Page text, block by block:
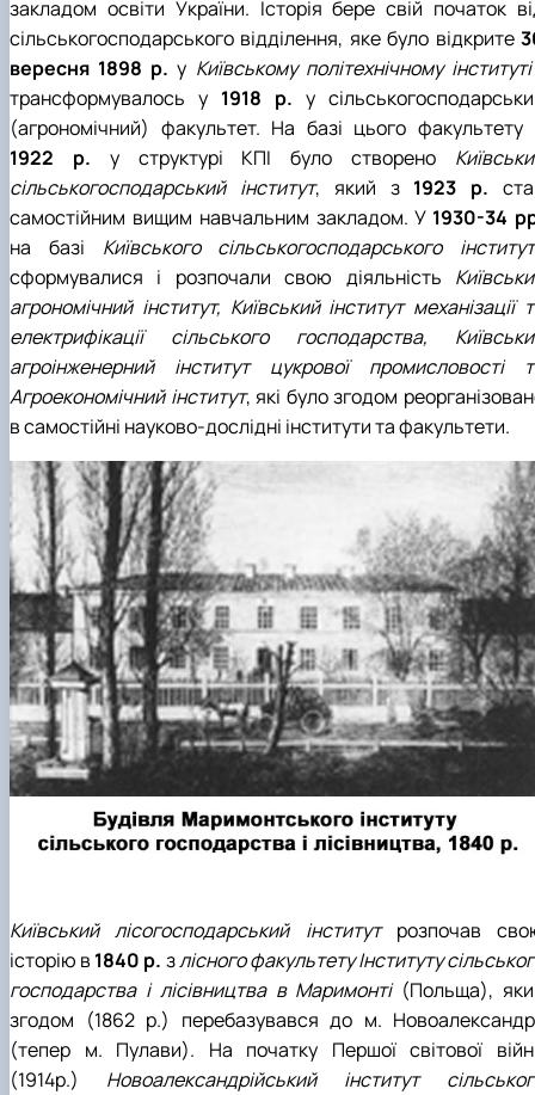
(MOOCs)
SEB-2025
University Research Services Catalogue
Learning
Faculty of Design and Engineering
Faculty of Economics
Faculty of Food Science, Nutrition and
Management
Faculty of Humanities and Pedagogy
Faculty of Information Technologies
Faculty of Land Management
Faculty of Law
Faculty of Veterinary Medicine
Mechanical and Technological Faculty
Faculty of Plant Protection, Biotechnology
Ecology
Farm named after O.V. Muzychenko
Educational and Research Farm «Vorzel»
Science
Research Institute of Forestry and
Horticulture
Research Institute of Technology and
Animal Products
Research and Design Institute of
Standardisation and Technologies of Eco-Safe
Organic Products
Ukrainian Laboratory of Quality and Safety of
Agricultural Products
Ukrainian Research Institute of Agricultural
Radiology
Architecture and Design
Berezhany Agrotechnical Institute
Berezhany Professional College
Bobrovytsia Professional College named after
Mainova
Boyarka College of Ecology and Natural
Resources
Crimean Agro-Industrial College
Crimean Technical College of Land
and Agricultural Mechanisation
Irpin Professional College
Mukachevo Professional College
Nemishaieve Professional College
Nizhyn Agrotechnical Institute
Nizhyn Professional College
Prybrezhne Agrarian College
Rivne Professional College
Zalishchyky Professional College named after
Ye. Khraplivyi
International Students Office
закладом освіти України. Історія бере свій початок
сільськогосподарського відділення, яке було відкрите
вересня 1898 р. у Київському політехнічному інституті
трансформувалось у 1918 р. у
(агрономічний) факультет. На базі цього факультету
1922 р. у структурі КПІ було створено
сільськогосподарський інститут, який з 1923 р.
самостійним вищим навчальним закладом. У 1930-34
на базі Київського сільськогосподарського
сформувалися і розпочали свою діяльність
агрономічний інститут, Київський інститут механізації
електрифікації сільського господарства,
агроінженерний інститут цукрової промисловості
Агроекономічний інститут, які було згодом
в самостійні науково-дослідні інститути та факультети.
Київський лісогосподарський інститутрозпочав
історію в 1840 р. злісного факультету Інституту
господарства і лісівництва в Маримонті(Польща),
згодом (1862 р.) перебазувався до м.
(тепер м. Пулави). На початку Першої світової
(1914р.) Новоалександрійський інститут